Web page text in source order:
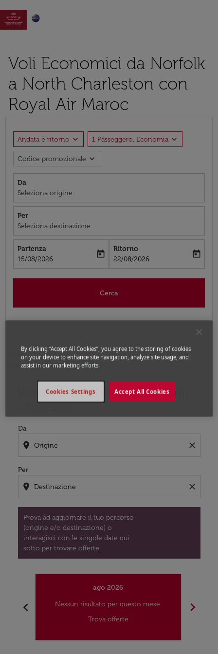

Voli Economici da Norfolk
a North Charleston con
Royal Air Maroc
Andata e ritorno expand_more 1 Passeggero, Economia expand_more
Codice promozionale expand_more
Da
Seleziona origine
Per
Seleziona destinazione
Partenza
fc-booking-departure-date-aria-label
15/08/2026
today
Ritorno
fc-booking-return-date-aria-label
22/08/2026
today
Cerca
Home Voli Voli per Stati Uniti
Voli Norfolk -
North Charleston
Prossimo voli da Norfolk a North
Charleston
Da
location_on close
Per
location_on close
Prova ad aggiornare il tuo percorso
(origine e/o destinazione) o
interagisci con le singole date qui
sotto per trovare offerte.
Prova ad aggiornare il tuo percorso (origine e/o
chevron_left
ago 2026
Nessun risultato per questo mese.
Trova offerte
chevron_right
By clicking “Accept All Cookies”, you agree to the storing of cookies
on your device to enhance site navigation, analyze site usage, and
assist in our marketing efforts.
Accept All Cookies
Cookies Settings